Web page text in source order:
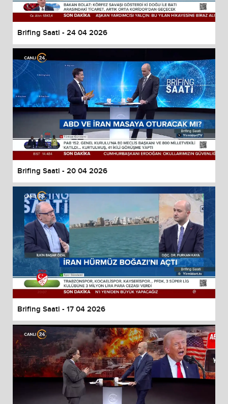
Brifing Saati - 24 04 2026
Brifing Saati - 20 04 2026
Brifing Saati - 17 04 2026